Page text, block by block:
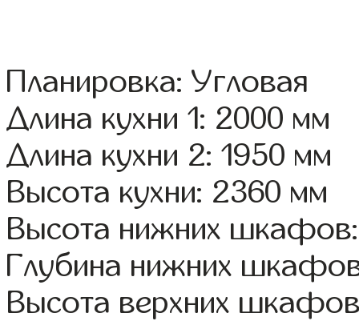
Планировка: Угловая
Длина кухни 1: 2000 мм
Длина кухни 2: 1950 мм
Высота кухни: 2360 мм
Высота нижних
Глубина нижних
Высота верхних